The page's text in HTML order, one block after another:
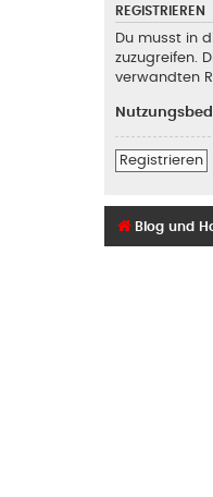
REGISTRIEREN
Du musst in
zuzugreifen.
verwandten
Registrieren
Blog und